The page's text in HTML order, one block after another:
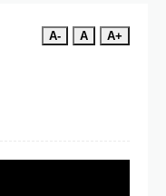
A- A A+